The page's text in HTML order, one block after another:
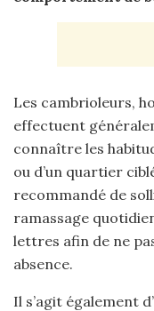
Les cambrioleurs,
effectuent
connaître les
ou d’un quartier
recommandé de
ramassage
lettres afin de ne
absence.
Il s’agit également